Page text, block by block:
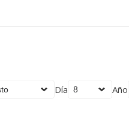
Día Año